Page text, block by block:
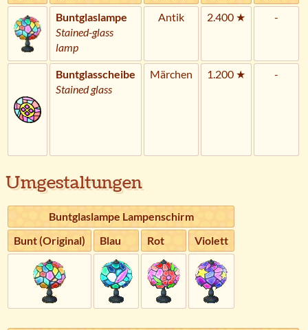
Buntglaslampe
Stained-glass
lamp
Antik 2.400 ★ -
Buntglasscheibe
Stained glass
Märchen 1.200 ★ -
Umgestaltungen
Buntglaslampe Lampenschirm
Bunt (Original)
Blau Rot Violett